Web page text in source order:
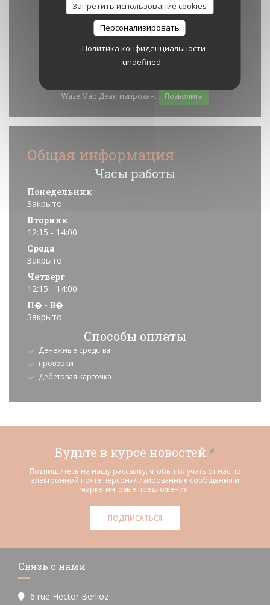
Запретить использование cookies
Персонализировать
Политика конфиденциальности
undefined
Waze Map Деактивирован. Позволить
Общая информация
Часы работы
Понедельник
Закрыто
Вторник
12:15 - 14:00
Среда
Закрыто
Четверг
12:15 - 14:00
П� - В�
Закрыто
Способы оплаты
Денежные средства
проверки
Дебетовая карточка
Будьте в курсе новостей *
Подпишитесь на нашу рассылку, чтобы получать от нас по
электронной почте персонализированные сообщения и
маркетинговые предложения.
ПОДПИСАТЬСЯ
Связь с нами
6 rue Hector Berlioz